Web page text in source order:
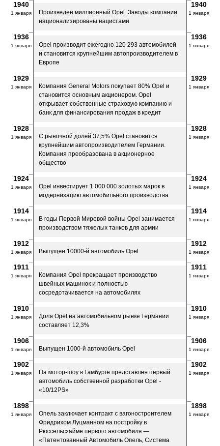
1940 1940
1 января 1 января
Произведен миллионный Opel. Заводы компании
национализированы нацистами
1936 1936
1 января 1 января
Opel производит ежегодно 120 293 автомобилей
и становится крупнейшим автопроизводителем в
Европе
1929 1929
1 января 1 января
Компания General Motors покупает 80% Opel и
становится основным акционером. Opel
открывает собственные страховую компанию и
банк для финансирования продаж в кредит
1928 1928
1 января 1 января
C рыночной долей 37,5% Opel становится
крупнейшим автопроизводителем Германии.
Компания преобразована в акционерное
общество
1924 1924
1 января 1 января
Opel инвестирует 1 000 000 золотых марок в
модернизацию автомобильного производства
1914 1914
1 января 1 января
В годы Первой Мировой войны Opel занимается
производством тяжелых танков для армии
1912 1912
1 января 1 января
Выпущен 10000-й автомобиль Opel
1911 1911
1 января 1 января
Компания Opel прекращает производство
швейных машинок и полностью
сосредотачивается на автомобилях
1910 1910
1 января 1 января
Доля Opel на автомобильном рынке Германии
составляет 12,3%
1906 1906
1 января 1 января
Выпущен 1000-й автомобиль Opel
1902 1902
1 января 1 января
На мотор-шоу в Гамбурге представлен первый
автомобиль собственной разработки Opel -
«10/12PS»
1898 1898
1 января 1 января
Опель заключает контракт с вагоностроителем
Фридрихом Луцманном на постройку в
Рюссельсхайме первого автомобиля —
«Патентованный Автомобиль Опель, Система